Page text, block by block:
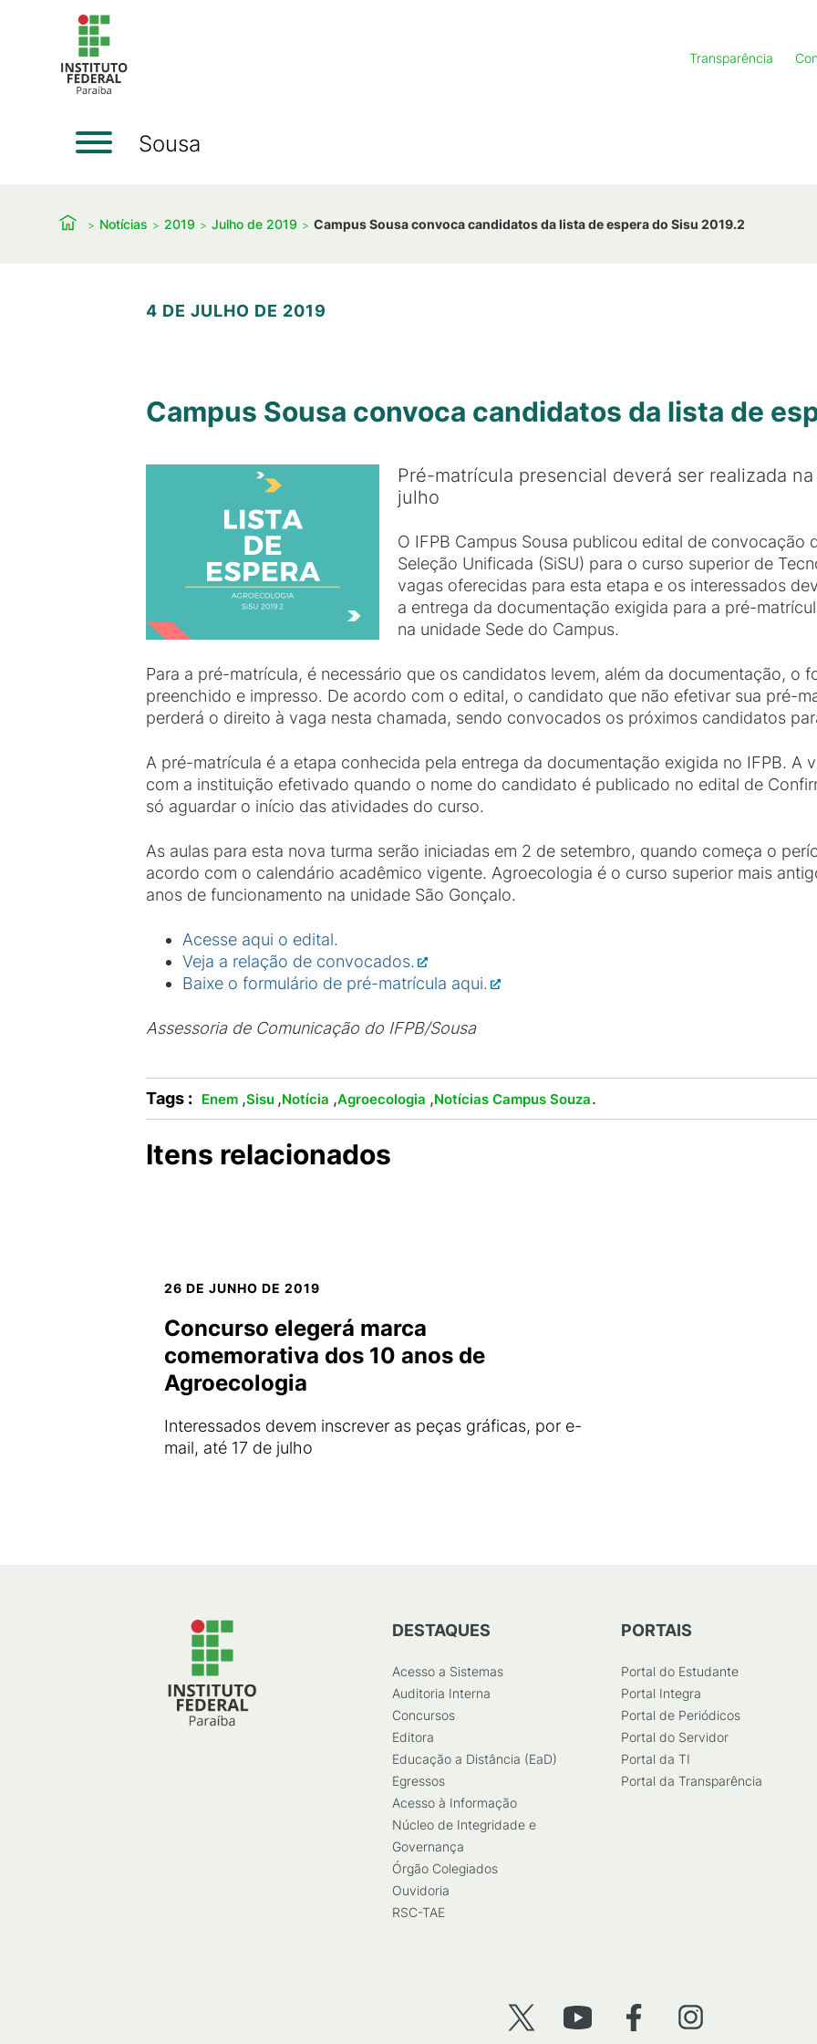
Transparência
Sousa
Notícias 2019 Julho de 2019 Campus Sousa convoca candidatos da lista de espera do Sisu 2019.2
4 DE JULHO DE 2019
Campus Sousa convoca candidatos da lista de
Pré-matrícula presencial deverá ser realizada
julho
O IFPB Campus Sousa publicou edital de convocação
Seleção Unificada (SiSU) para o curso superior de
vagas oferecidas para esta etapa e os interessados
a entrega da documentação exigida para a pré-
na unidade Sede do Campus.
Para a pré-matrícula, é necessário que os candidatos levem, além da documentação, o
preenchido e impresso. De acordo com o edital, o candidato que não efetivar sua pré-
perderá o direito à vaga nesta chamada, sendo convocados os próximos candidatos
A pré-matrícula é a etapa conhecida pela entrega da documentação exigida no IFPB. A
com a instituição efetivado quando o nome do candidato é publicado no edital de
só aguardar o início das atividades do curso.
As aulas para esta nova turma serão iniciadas em 2 de setembro, quando começa o
acordo com o calendário acadêmico vigente. Agroecologia é o curso superior mais
anos de funcionamento na unidade São Gonçalo.
Acesse aqui o edital.
Veja a relação de convocados.
Baixe o formulário de pré-matrícula aqui.
Assessoria de Comunicação do IFPB/Sousa
Tags : Enem ,Sisu ,Notícia ,Agroecologia ,Notícias Campus Souza.
Itens relacionados
26 DE JUNHO DE 2019
Concurso elegerá marca
comemorativa dos 10 anos de
Agroecologia
Interessados devem inscrever as peças gráficas, por e-
mail, até 17 de julho
DESTAQUES
Acesso a Sistemas
Auditoria Interna
Concursos
Editora
Educação a Distância (EaD)
Egressos
Acesso à Informação
Núcleo de Integridade e
Governança
Órgão Colegiados
Ouvidoria
RSC-TAE
PORTAIS
Portal do Estudante
Portal Integra
Portal de Periódicos
Portal do Servidor
Portal da TI
Portal da Transparência